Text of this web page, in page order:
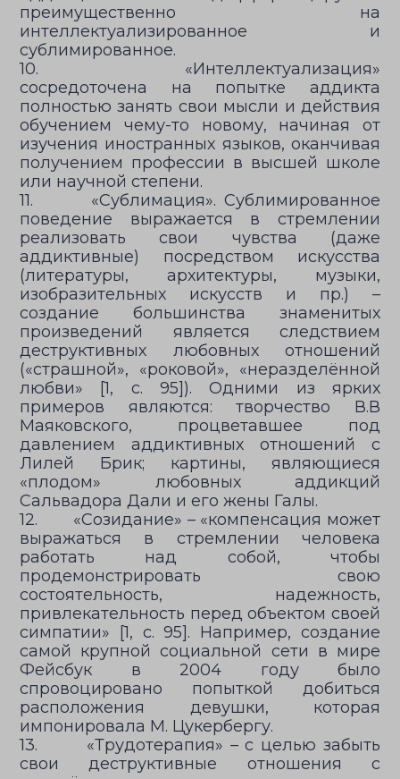
преимущественно на
интеллектуализированное и
сублимированное.
10. «Интеллектуализация»
сосредоточена на попытке аддикта
полностью занять свои мысли и действия
обучением чему-то новому, начиная от
изучения иностранных языков, оканчивая
получением профессии в высшей школе
или научной степени.
11. «Сублимация». Сублимированное
поведение выражается в стремлении
реализовать свои чувства (даже
аддиктивные) посредством искусства
(литературы, архитектуры, музыки,
изобразительных искусств и пр.) –
создание большинства знаменитых
произведений является следствием
деструктивных любовных отношений
(«страшной», «роковой», «неразделённой
любви» [1, с. 95]). Одними из ярких
примеров являются: творчество В.В
Маяковского, процветавшее под
давлением аддиктивных отношений с
Лилей Брик; картины, являющиеся
«плодом» любовных аддикций
Сальвадора Дали и его жены Галы.
12. «Созидание» – «компенсация может
выражаться в стремлении человека
работать над собой, чтобы
продемонстрировать свою
состоятельность, надежность,
привлекательность перед объектом своей
симпатии» [1, с. 95]. Например, создание
самой крупной социальной сети в мире
Фейсбук в 2004 году было
спровоцировано попыткой добиться
расположения девушки, которая
импонировала М. Цукербергу.
13. «Трудотерапия» – с целью забыть
свои деструктивные отношения с